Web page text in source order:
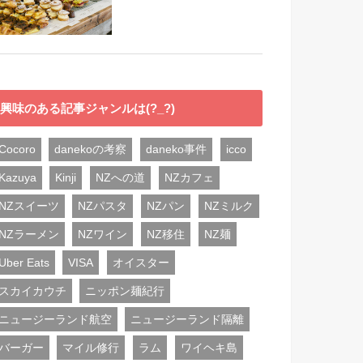
興味のある記事ジャンルは(?_?)
danekoの考察 daneko事件 icco
Kinji NZへの道 NZカフェ
スイーツ NZパスタ NZパン NZミルク
ラーメン NZワイン NZ移住 NZ麺
Eats VISA オイスター
カイカウチ ニッポン麺紀行
ュージーランド航空 ニュージーランド隔離
ーガー マイル修行 ラム ワイヘキ島